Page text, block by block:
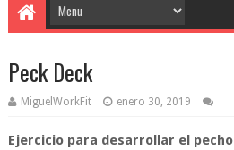
Peck Deck
MiguelWorkFit enero 30, 2019
Ejercicio para desarrollar el pecho